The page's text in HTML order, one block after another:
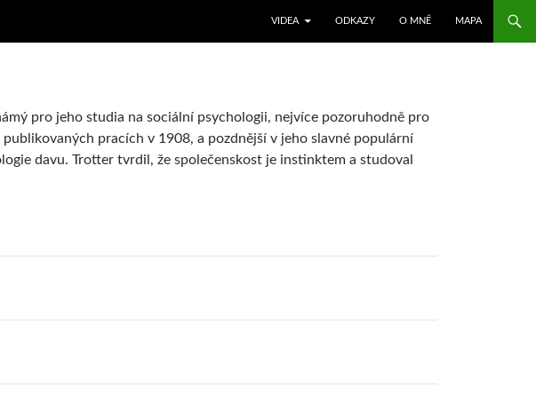
VIDEA
ODKAZY O MNĚ MAPA
pro jeho studia na sociální psychologii, nejvíce pozoruhodně pro
pracích v 1908, a pozdnější v jeho slavné populární
davu. Trotter tvrdil, že společenskost je instinktem a studoval